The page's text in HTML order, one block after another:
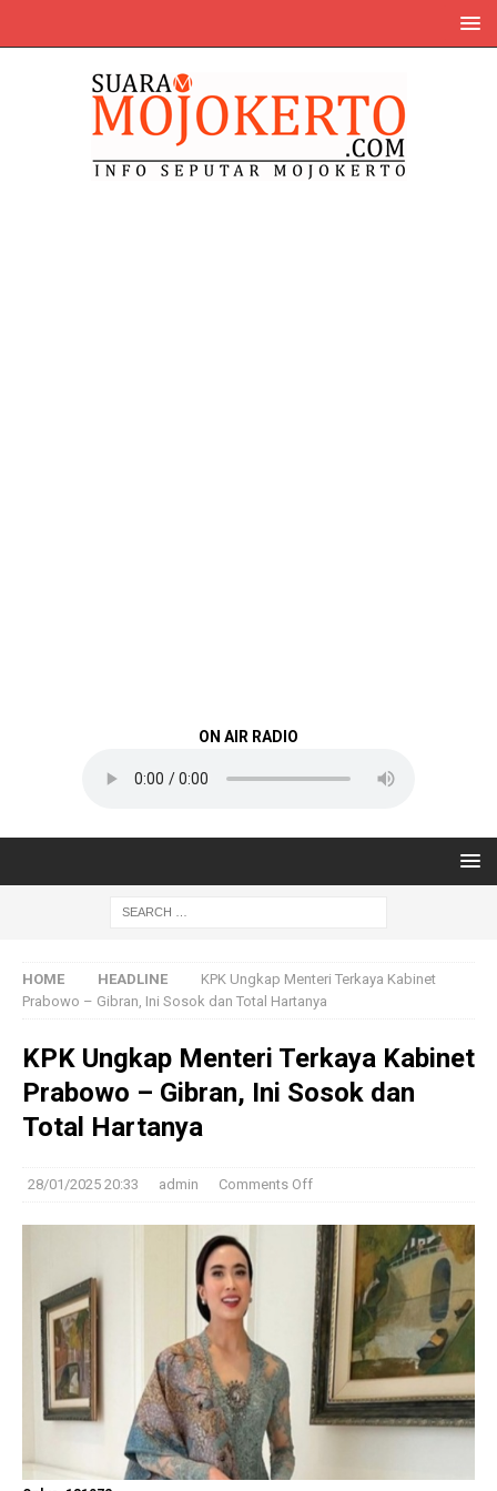
ON AIR RADIO
HOME HEADLINE
KPK Ungkap Menteri Terkaya Kabinet
Prabowo – Gibran, Ini Sosok dan Total Hartanya
KPK Ungkap Menteri Terkaya Kabinet
Prabowo – Gibran, Ini Sosok dan
Total Hartanya
28/01/2025 20:33 admin Comments Off